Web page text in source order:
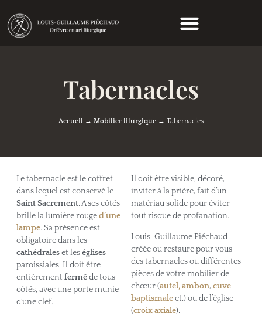
Tabernacles
Accueil → Mobilier liturgique → Tabernacles
Le tabernacle est le coffret
dans lequel est conservé le
Saint Sacrement. A ses côtés
brille la lumière rouged’une
lampe. Sa présence est
obligatoire dans les
cathédraleset leséglises
paroissiales. Il doit être
entièrementferméde tous
côtés, avec une porte munie
d’une clef.
Il doit être visible, décoré,
inviter à la prière, fait d’un
matériau solide pour éviter
tout risque de profanation.
Louis-Guillaume Piéchaud
créée ou restaure pour vous
des tabernacles ou différentes
pièces de votre mobilier de
chœur (autel, ambon, cuve
baptismaleet.) ou de l’église
(croix axiale).